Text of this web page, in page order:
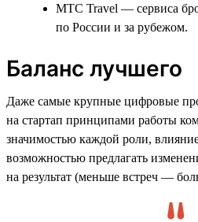
МТС Travel — сервиса
по России и за рубежом.
Баланс лучшего
Даже самые крупные цифровые
на стартап принципами работы
значимостью каждой роли,
возможностью предлагать
на результат (меньше встреч —